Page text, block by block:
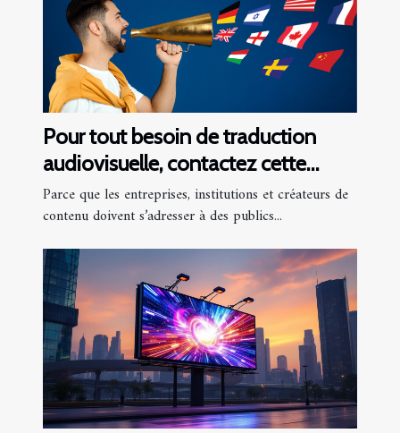
Pour tout besoin de traduction
audiovisuelle, contactez cette
agence !
Parce que les entreprises, institutions et créateurs de
contenu doivent s’adresser à des publics...